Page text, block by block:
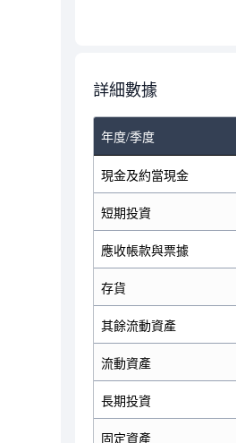
詳細數據
年度/季度
2021-Q2
現金及約當現金
短期投資
應收帳款與票據
存貨
其餘流動資產
流動資產
長期投資
固定資產
無
0
無
無
無